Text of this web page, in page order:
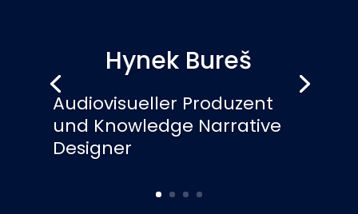
Hynek Bureš
Audiovisueller Produzent
und Knowledge Narrative
Designer